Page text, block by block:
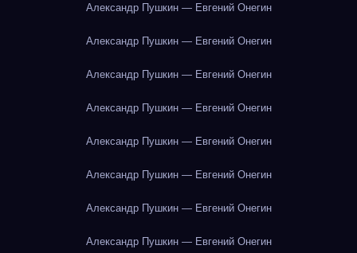
Александр Пушкин — Евгений Онегин
Александр Пушкин — Евгений Онегин
Александр Пушкин — Евгений Онегин
Александр Пушкин — Евгений Онегин
Александр Пушкин — Евгений Онегин
Александр Пушкин — Евгений Онегин
Александр Пушкин — Евгений Онегин
Александр Пушкин — Евгений Онегин